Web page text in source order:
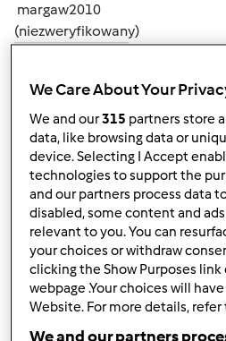
margaw2010
(niezweryfikowany)
śr., 07/17/2019 - 16:02
Poszukuje Termomixa ,jego
odkupie z drugiej reki w
corki ktora stawia pietwsze
zobaczyc czy jej sie spodoba
jednoczesnie nie poniesc
inicjatywa okazala by sie nie
podpiwiedzi lub oferty .Wiem ze
We Care About Your
We and our315 partners store
data, like browsing data or
device. Selecting I Accept
technologies to support the
and our partners process data
disabled, some content and
relevant to you. You can
your choices or withdraw
clicking the Show Purposes
webpage .Your choices will
Website. For more details, refer
We and our partners